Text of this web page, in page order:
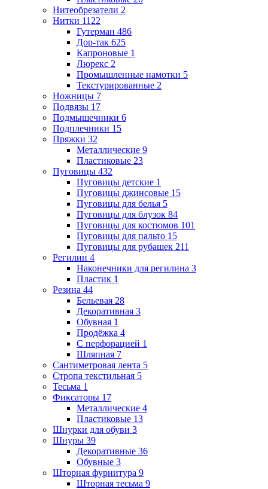
Нитеобрезатели 2
Нитки 1122
Гутерман 486
Дор-так 625
Капроновые 1
Люрекс 2
Промышленные намотки 5
Текстурированные 2
Ножницы 7
Подвязы 17
Подмышечники 6
Подплечники 15
Пряжки 32
Металлические 9
Пластиковые 23
Пуговицы 432
Пуговицы детские 1
Пуговицы джинсовые 15
Пуговицы для белья 5
Пуговицы для блузок 84
Пуговицы для костюмов 101
Пуговицы для пальто 15
Пуговицы для рубашек 211
Регилин 4
Наконечники для регилина 3
Пластик 1
Резина 44
Бельевая 28
Декоративная 3
Обувная 1
Продёжка 4
С перфорацией 1
Шляпная 7
Сантиметровая лента 5
Стропа текстильная 5
Тесьма 1
Фиксаторы 17
Металлические 4
Пластиковые 13
Шнурки для обуви 3
Шнуры 39
Декоративные 36
Обувные 3
Шторная фурнитура 9
Шторная тесьма 9